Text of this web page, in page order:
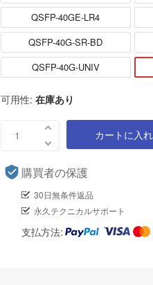
QSFP-40GE-LR4
QSFP-40G-SR-BD
QSFP-40G-UNIV
可用性: 在庫あり
カートに入
購買者の保護
30日無条件返品
永久テクニカルサポート
支払方法: